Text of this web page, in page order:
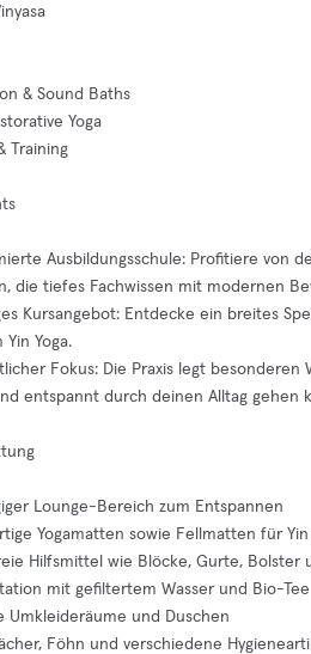
& Sound Baths
Yoga
Training
Ausbildungsschule: Profitiere von
die tiefes Fachwissen mit modernen
Kursangebot: Entdecke ein breites
Yoga.
Fokus: Die Praxis legt
entspannt durch deinen Alltag gehen
Lounge-Bereich zum Entspannen
Yogamatten sowie Fellmatten für
Hilfsmittel wie Blöcke, Gurte, Bolster
mit gefiltertem Wasser und Bio-Tee
Umkleideräume und Duschen
Föhn und verschiedene